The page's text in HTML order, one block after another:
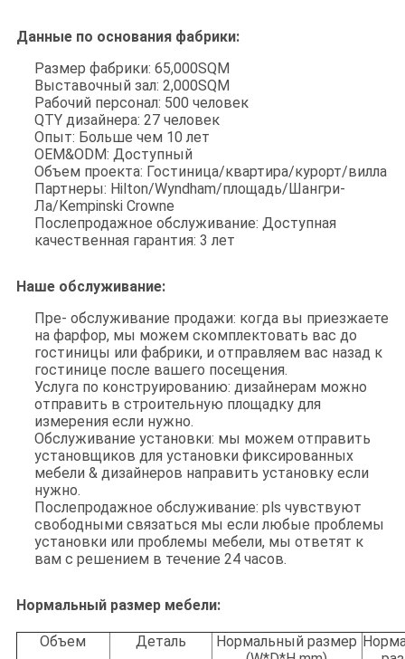
Данные по основания фабрики:
Размер фабрики: 65,000SQM
Выставочный зал: 2,000SQM
Рабочий персонал: 500 человек
QTY дизайнера: 27 человек
Опыт: Больше чем 10 лет
OEM&ODM: Доступный
Объем проекта: Гостиница/квартира/курорт/вилла
Партнеры: Hilton/Wyndham/площадь/Шангри-
Ла/Kempinski Crowne
Послепродажное обслуживание: Доступная
качественная гарантия: 3 лет
Наше обслуживание:
Пре- обслуживание продажи: когда вы приезжаете
на фарфор, мы можем скомплектовать вас до
гостиницы или фабрики, и отправляем вас назад к
гостинице после вашего посещения.
Услуга по конструированию: дизайнерам можно
отправить в строительную площадку для
измерения если нужно.
Обслуживание установки: мы можем отправить
установщиков для установки фиксированных
мебели & дизайнеров направить установку если
нужно.
Послепродажное обслуживание: pls чувствуют
свободными связаться мы если любые проблемы
установки или проблемы мебели, мы ответят к
вам с решением в течение 24 часов.
Нормальный размер мебели:
Объем Деталь
Нормальный размер